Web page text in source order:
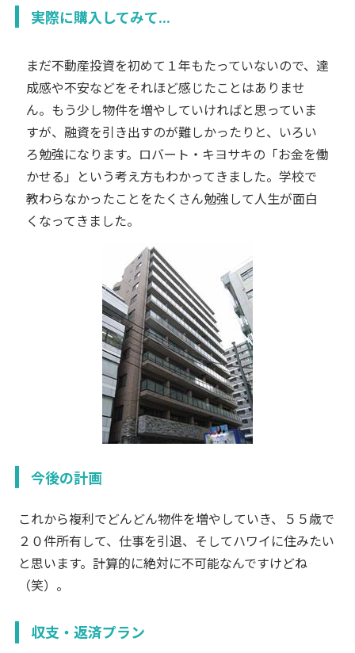
実際に購入してみて...
まだ不動産投資を初めて１年もたっていないので、達
成感や不安などをそれほど感じたことはありませ
ん。もう少し物件を増やしていければと思っていま
すが、融資を引き出すのが難しかったりと、いろい
ろ勉強になります。ロバート・キヨサキの「お金を働
かせる」という考え方もわかってきました。学校で
教わらなかったことをたくさん勉強して人生が面白
くなってきました。
今後の計画
これから複利でどんどん物件を増やしていき、５５歳で
２０件所有して、仕事を引退、そしてハワイに住みたい
と思います。計算的に絶対に不可能なんですけどね
（笑）。
収支・返済プラン